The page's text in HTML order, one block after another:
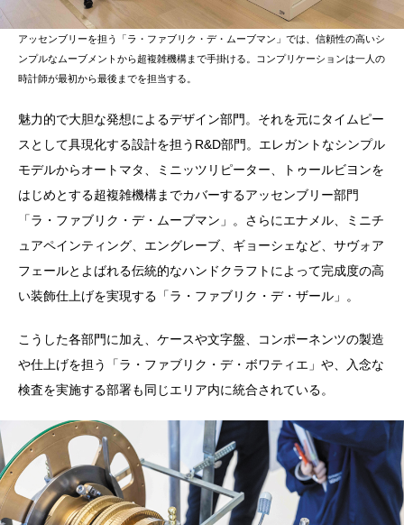
アッセンブリーを担う「ラ・ファブリク・デ・ムーブマン」では、信頼性の高いシ
ンプルなムーブメントから超複雑機構まで手掛ける。コンプリケーションは一人の
時計師が最初から最後までを担当する。
魅力的で大胆な発想によるデザイン部門。それを元にタイムピー
スとして具現化する設計を担うR&D部門。エレガントなシンプル
モデルからオートマタ、ミニッツリピーター、トゥールビヨンを
はじめとする超複雑機構までカバーするアッセンブリー部門
「ラ・ファブリク・デ・ムーブマン」。さらにエナメル、ミニチ
ュアペインティング、エングレーブ、ギョーシェなど、サヴォア
フェールとよばれる伝統的なハンドクラフトによって完成度の高
い装飾仕上げを実現する「ラ・ファブリク・デ・ザール」。
こうした各部門に加え、ケースや文字盤、コンポーネンツの製造
や仕上げを担う「ラ・ファブリク・デ・ボワティエ」や、入念な
検査を実施する部署も同じエリア内に統合されている。